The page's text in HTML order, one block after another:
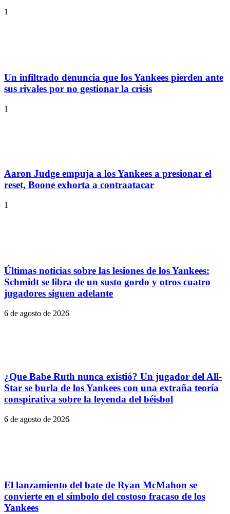
1
Un infiltrado denuncia que los Yankees pierden ante
sus rivales por no gestionar la crisis
1
Aaron Judge empuja a los Yankees a presionar el
reset, Boone exhorta a contraatacar
1
Últimas noticias sobre las lesiones de los Yankees:
Schmidt se libra de un susto gordo y otros cuatro
jugadores siguen adelante
6 de agosto de 2026
¿Que Babe Ruth nunca existió? Un jugador del All-
Star se burla de los Yankees con una extraña teoría
conspirativa sobre la leyenda del béisbol
6 de agosto de 2026
El lanzamiento del bate de Ryan McMahon se
convierte en el símbolo del costoso fracaso de los
Yankees